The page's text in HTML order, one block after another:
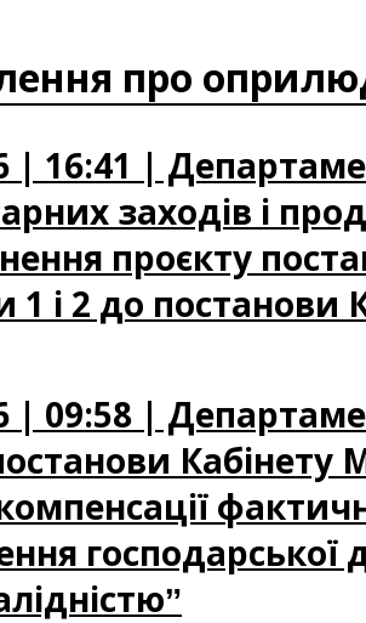
про
| 16:41 |
заходів і
проєкту
1 і 2 до постанови
| 09:58 |
Кабінету
господарської